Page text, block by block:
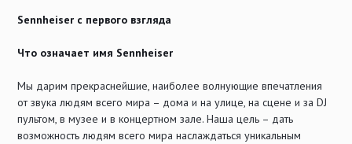
Sennheiser с первого взгляда
Что означает имя Sennheiser
Мы дарим прекраснейшие, наиболее волнующие впечатления
от звука людям всего мира – дома и на улице, на сцене и за DJ
пультом, в музее и в концертном зале. Наша цель – дать
возможность людям всего мира наслаждаться уникальным